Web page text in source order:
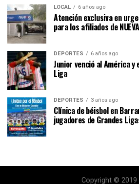
LOCAL 6 años ago
Atención exclusiva en
para los afiliados de
DEPORTES 6 años ago
Junior venció al América
Liga
DEPORTES 3 años ago
Clínica de béisbol en
jugadores de Grandes
Copyright © 2019